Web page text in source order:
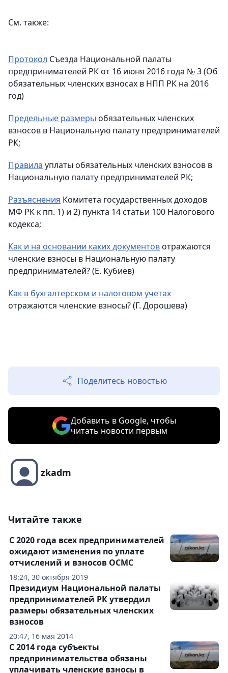
См. также:
Протокол Съезда Национальной палаты
предпринимателей РК от 16 июня 2016 года № 3 (Об
обязательных членских взносах в НПП РК на 2016
год)
Предельные размеры обязательных членских
взносов в Национальную палату предпринимателей
РК;
Правила уплаты обязательных членских взносов в
Национальную палату предпринимателей РК;
Разъяснения Комитета государственных доходов
МФ РК к пп. 1) и 2) пункта 14 статьи 100 Налогового
кодекса;
Как и на основании каких документовотражаются
членские взносы в Национальную палату
предпринимателей? (Е. Кубиев)
Как в бухгалтерском и налоговом учетах
отражаются членские взносы? (Г. Дорошева)
Поделитесь новостью
Добавить в Google, чтобы
читать новости первым
zkadm
Читайте также
18:24, 30 октября 2019
С 2020 года всех предпринимателей
ожидают изменения по уплате
отчислений и взносов ОСМС
20:47, 16 мая 2014
Президиум Национальной палаты
предпринимателей РК утвердил
размеры обязательных членских
взносов
С 2014 года субъекты
предпринимательства обязаны
уплачивать членские взносы в